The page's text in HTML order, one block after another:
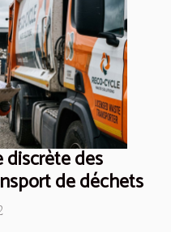
des
de déchets